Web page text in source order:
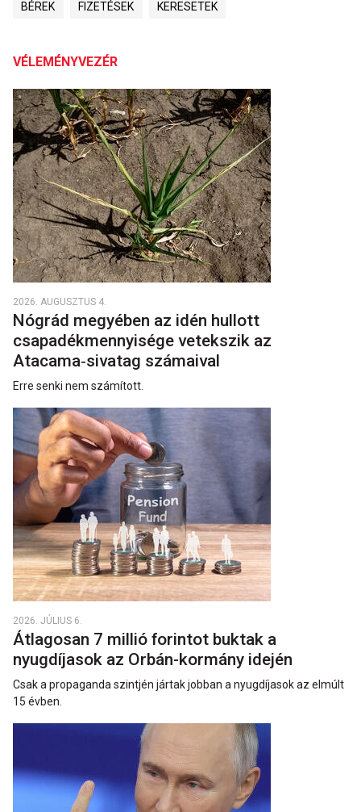
BÉREK FIZETÉSEK KERESETEK
VÉLEMÉNYVEZÉR
2026. AUGUSZTUS 4.
Nógrád megyében az idén hullott
csapadékmennyisége vetekszik az
Atacama‑sivatag számaival
Erre senki nem számított.
2026. JÚLIUS 6.
Átlagosan 7 millió forintot buktak a
nyugdíjasok az Orbán-kormány idején
Csak a propaganda szintjén jártak jobban a nyugdíjasok az elmúlt
15 évben.